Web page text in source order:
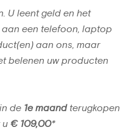
U leent geld en het
een telefoon, laptop
aan ons, maar
belenen uw producten
de 1e maand terugkopen
u € 109,00*